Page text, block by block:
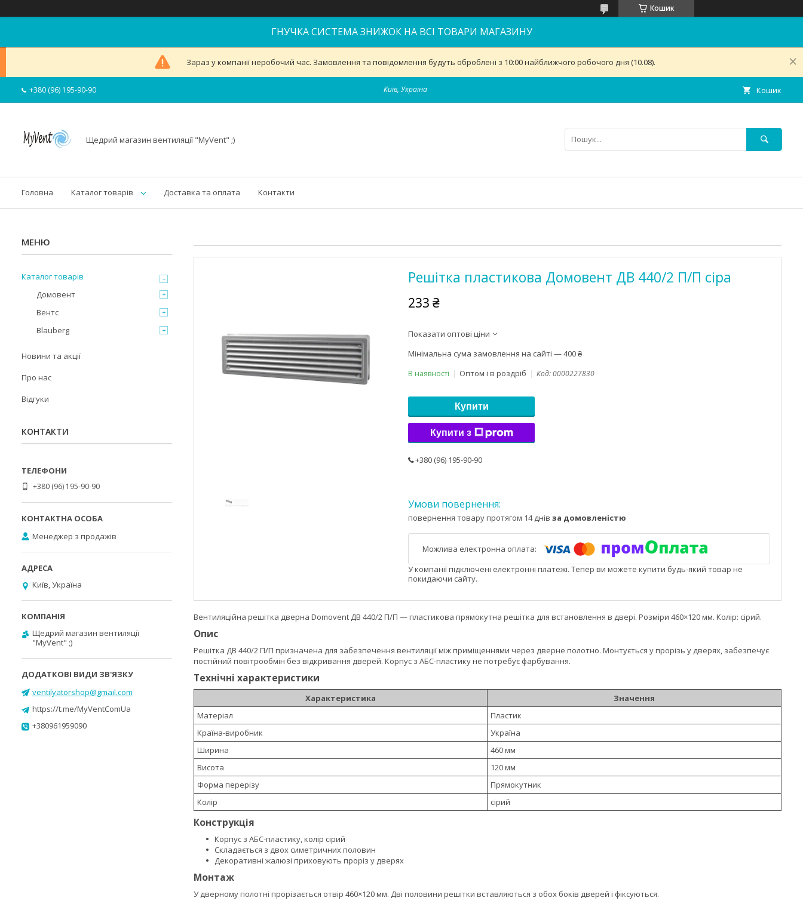
Кошик
ГНУЧКА СИСТЕМА ЗНИЖОК НА ВСІ ТОВАРИ МАГАЗИНУ
Зараз у компанії неробочий час. Замовлення та повідомлення будуть оброблені з 10:00 найближчого робочого дня (10.08).
+380 (96) 195-90-90 Київ, Україна Кошик
Щедрий магазин вентиляції "MyVent" ;)
Головна Каталог товарів Доставка та оплата Контакти
Решітка пластикова Домовент ДВ 440/2 П/П сіра
233 ₴
Показати оптові ціни
Мінімальна сума замовлення на сайті — 400 ₴
В наявності Оптом і в роздріб Код:0000227830
Купити
Купити з
+380 (96) 195-90-90
повернення товару протягом 14 днів за домовленістю
У компанії підключені електронні платежі. Тепер ви можете купити будь-який товар не
покидаючи сайту.
Вентиляційна решітка дверна Domovent ДВ 440/2 П/П — пластикова прямокутна решітка для встановлення в двері. Розміри 460×120 мм. Колір: сірий.
Опис
Решітка ДВ 440/2 П/П призначена для забезпечення вентиляції між приміщеннями через дверне полотно. Монтується у прорізь у дверях, забезпечує
постійний повітрообмін без відкривання дверей. Корпус з АБС-пластику не потребує фарбування.
Технічні характеристики
Характеристика
Значення
Матеріал
Пластик
Країна-виробник
Україна
Ширина
460 мм
Висота
120 мм
Форма перерізу
Прямокутник
Колір
сірий
Конструкція
Корпус з АБС-пластику, колір сірий
Складається з двох симетричних половин
Декоративні жалюзі приховують проріз у дверях
Монтаж
У дверному полотні прорізається отвір 460×120 мм. Дві половини решітки вставляються з обох боків дверей і фіксуються.
Каталог товарів
Домовент
Вентс
Blauberg
Новини та акції
Про нас
Відгуки
КОНТАКТИ
+380 (96) 195-90-90
Менеджер з продажів
Київ, Україна
Щедрий магазин вентиляції
"MyVent" ;)
ventilyatorshop@gmail.com
https://t.me/MyVentComUa
+380961959090